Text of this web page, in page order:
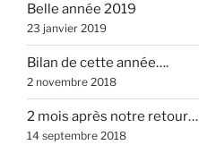
Belle année 2019
23 janvier 2019
Bilan de cette année….
2 novembre 2018
2 mois après notre retour…
14 septembre 2018